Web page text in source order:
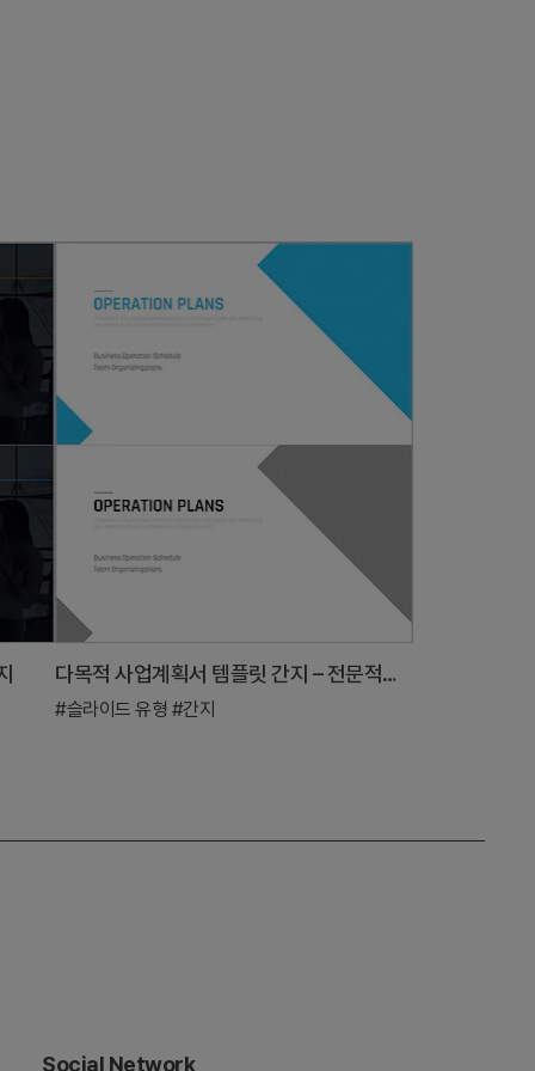
다목적 사업계획서 템플릿 간지 – 전문적이고 깔끔한 디자인
#슬라이드 유형 #간지
Social Network